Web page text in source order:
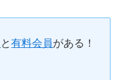
と有料会員がある！